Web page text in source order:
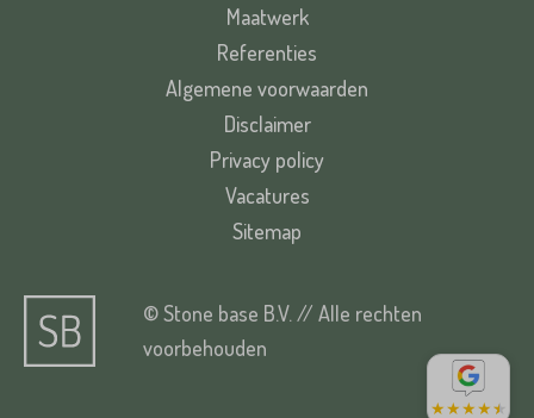
★★★★★
Maatwerk
Referenties
Algemene voorwaarden
Disclaimer
Privacy policy
Vacatures
Sitemap
© Stone base B.V. // Alle rechten
voorbehouden